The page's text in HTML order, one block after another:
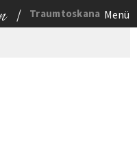
/ Traumtoskana Menü